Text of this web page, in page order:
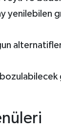
yenilebilen